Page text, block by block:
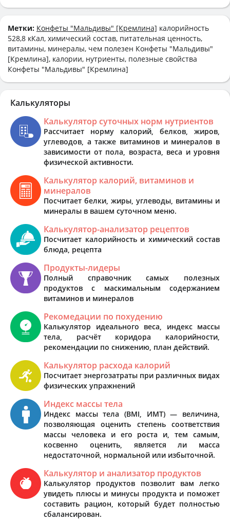
Метки: Конфеты "Мальдивы" [Кремлина] калорийность
528,8 кКал, химический состав, питательная ценность,
витамины, минералы, чем полезен Конфеты "Мальдивы"
[Кремлина], калории, нутриенты, полезные свойства
Конфеты "Мальдивы" [Кремлина]
Калькуляторы
Калькулятор суточных норм нутриентов
Рассчитает норму калорий, белков, жиров,
углеводов, а также витаминов и минералов в
зависимости от пола, возраста, веса и уровня
физической активности.
Калькулятор калорий, витаминов и
минералов
Посчитает белки, жиры, углеводы, витамины и
минералы в вашем суточном меню.
Калькулятор-анализатор рецептов
Посчитает калорийность и химический состав
блюда, рецепта
Продукты-лидеры
Полный справочник самых полезных
продуктов с маскимальным содержанием
витаминов и минералов
Рекомедации по похудению
Калькулятор идеального веса, индекс массы
тела, расчёт коридора калорийности,
рекомендации по снижению, план действий.
Калькулятор расхода калорий
Посчитает энергозатраты при различных видах
физических упражнений
Индекс массы тела
Индекс массы тела (BMI, ИМТ) — величина,
позволяющая оценить степень соответствия
массы человека и его роста и, тем самым,
косвенно оценить, является ли масса
недостаточной, нормальной или избыточной.
Калькулятор и анализатор продуктов
Калькулятор продуктов позволит вам легко
увидеть плюсы и минусы продукта и поможет
составить рацион, который будет полностью
сбалансирован.